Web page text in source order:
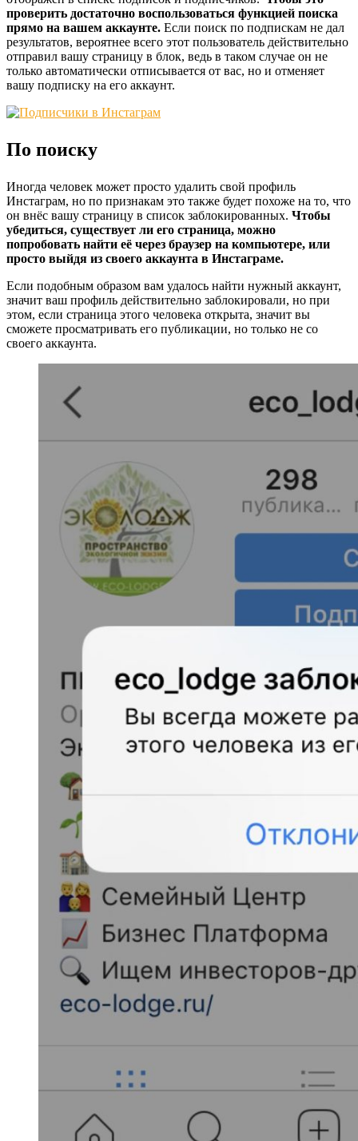
проверить достаточно воспользоваться функцией поиска
прямо на вашем аккаунте. Если поиск по подпискам не дал
результатов, вероятнее всего этот пользователь действительно
отправил вашу страницу в блок, ведь в таком случае он не
только автоматически отписывается от вас, но и отменяет
вашу подписку на его аккаунт.
По поиску
Иногда человек может просто удалить свой профиль
Инстаграм, но по признакам это также будет похоже на то, что
он внёс вашу страницу в список заблокированных. Чтобы
убедиться, существует ли его страница, можно
попробовать найти её через браузер на компьютере, или
просто выйдя из своего аккаунта в Инстаграме.
Если подобным образом вам удалось найти нужный аккаунт,
значит ваш профиль действительно заблокировали, но при
этом, если страница этого человека открыта, значит вы
сможете просматривать его публикации, но только не со
своего аккаунта.